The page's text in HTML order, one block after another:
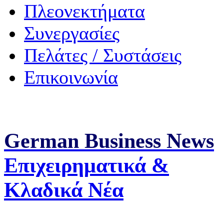
Πλεονεκτήματα
Συνεργασίες
Πελάτες / Συστάσεις
Επικοινωνία
German Business News
Επιχειρηματικά &
Κλαδικά Νέα